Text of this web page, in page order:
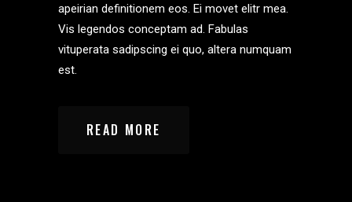
apeirian definitionem eos. Ei movet elitr mea.
Vis legendos conceptam ad. Fabulas
vituperata sadipscing ei quo, altera numquam
est.
READ MORE